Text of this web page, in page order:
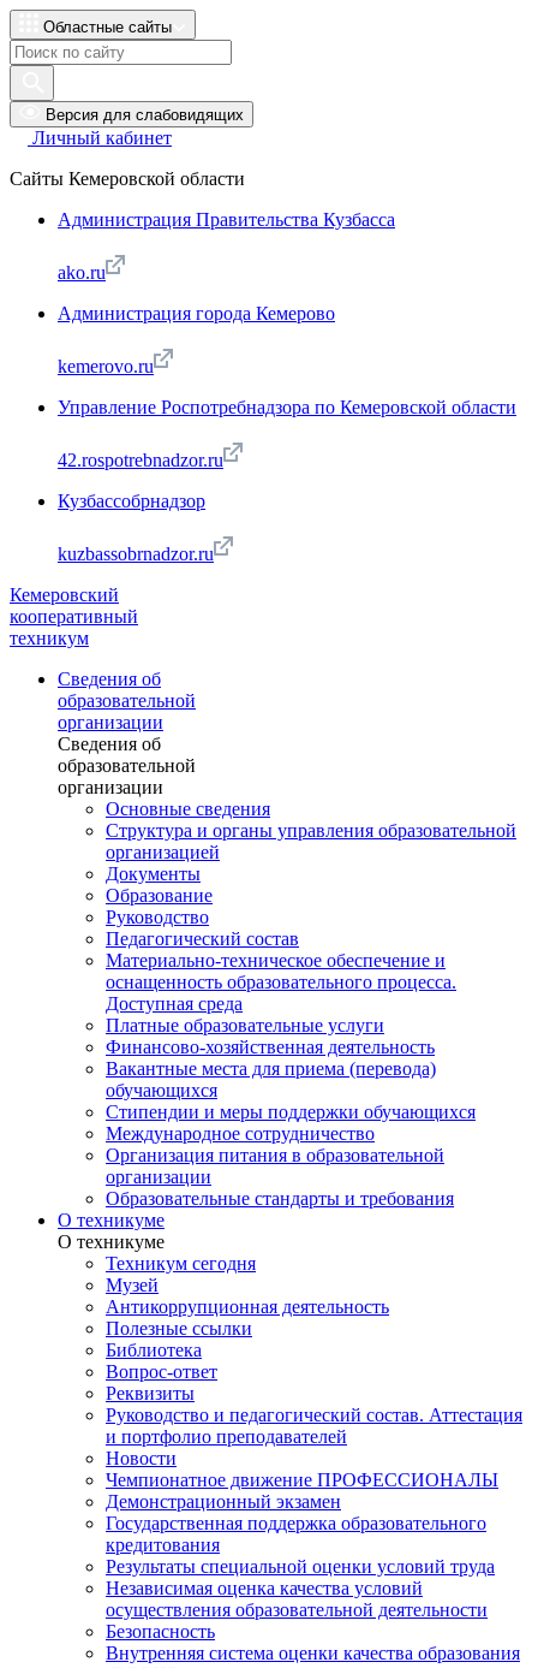
Областные сайты
Версия для слабовидящих
Личный кабинет
Сайты Кемеровской области
Администрация Правительства Кузбасса
ako.ru
Администрация города Кемерово
kemerovo.ru
Управление Роспотребнадзора по Кемеровской области
42.rospotrebnadzor.ru
Кузбассобрнадзор
kuzbassobrnadzor.ru
Кемеровский
кооперативный
техникум
Сведения об
образовательной
организации
Сведения об
образовательной
организации
Основные сведения
Структура и органы управления образовательной
организацией
Документы
Образование
Руководство
Педагогический состав
Материально-техническое обеспечение и
оснащенность образовательного процесса.
Доступная среда
Платные образовательные услуги
Финансово-хозяйственная деятельность
Вакантные места для приема (перевода)
обучающихся
Стипендии и меры поддержки обучающихся
Международное сотрудничество
Организация питания в образовательной
организации
Образовательные стандарты и требования
О техникуме
О техникуме
Техникум сегодня
Музей
Антикоррупционная деятельность
Полезные ссылки
Библиотека
Вопрос-ответ
Реквизиты
Руководство и педагогический состав. Аттестация
и портфолио преподавателей
Новости
Чемпионатное движение ПРОФЕССИОНАЛЫ
Демонстрационный экзамен
Государственная поддержка образовательного
кредитования
Результаты специальной оценки условий труда
Независимая оценка качества условий
осуществления образовательной деятельности
Безопасность
Внутренняя система оценки качества образования